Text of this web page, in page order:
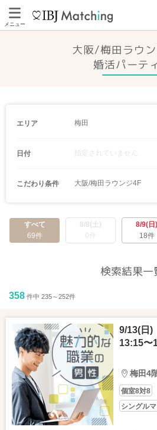
メニュー
大阪/梅田ラウ
婚活パーテ
エリア 梅田
日付 指定されていません
こだわり条件 大阪/梅田ラウンジ4F
すべて
69件
8/8(土)
0件
8/9(日)
18件
検索結果一
358 件中 235～252件
9/13(日)
13:15〜
梅田4
個室8対8
シングル